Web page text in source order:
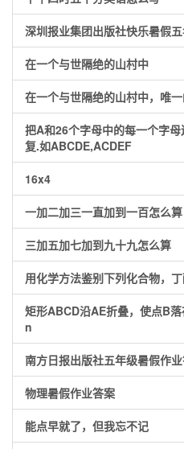
深圳报业集团出版社快乐暑假
在一个与世隔绝的山村中
在一个与世隔绝的山村中，唯
把A和26个字母中的每一个字
复.如ABCDE,ACDEF
16x4
一加二加三一直加到一百怎么算
三加五加七加到九十九怎么算
用化学方法鉴别下列化合物，
矩形ABCD沿AE折叠，使点B
n
南方日报出版社五年级暑假作
物理暑假作业答案
能点早就了，但我忘不记